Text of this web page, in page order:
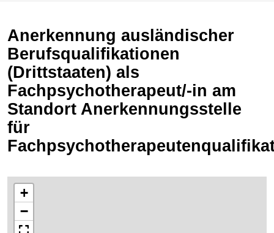
Anerkennung ausländischer
Berufsqualifikationen
(Drittstaaten) als
Fachpsychotherapeut/-in am
Standort Anerkennungsstelle
für
+
−